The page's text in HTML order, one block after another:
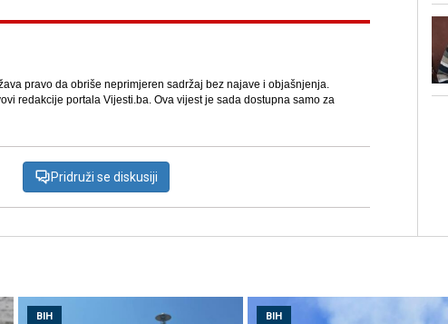
pravo da obriše neprimjeren sadržaj bez najave i objašnjenja.
redakcije portala Vijesti.ba. Ova vijest je sada dostupna samo za
Pridruži se diskusiji
BIH BIH